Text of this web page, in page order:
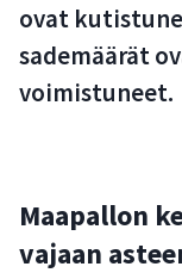
ovat
sademäärät
voimistuneet.
Maapallon
vajaan